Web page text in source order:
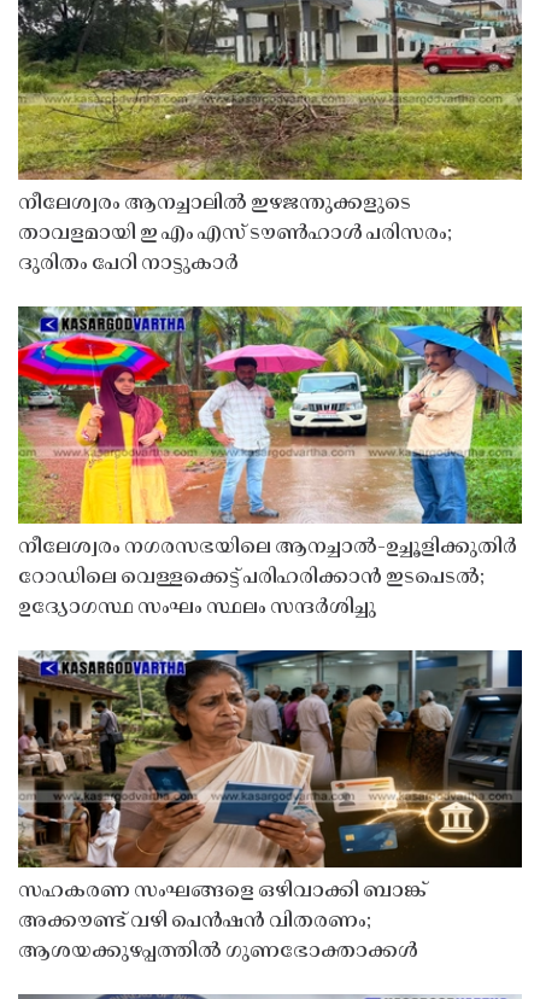
നീലേശ്വരം ആനച്ചാലിൽ ഇഴജന്തുക്കളുടെ
താവളമായി ഇ എം എസ് ടൗൺഹാൾ പരിസരം;
ദുരിതം പേറി നാട്ടുകാർ
നീലേശ്വരം നഗരസഭയിലെ ആനച്ചാൽ-ഉച്ചൂളിക്കുതിർ
റോഡിലെ വെള്ളക്കെട്ട് പരിഹരിക്കാൻ ഇടപെടൽ;
ഉദ്യോഗസ്ഥ സംഘം സ്ഥലം സന്ദർശിച്ചു
സഹകരണ സംഘങ്ങളെ ഒഴിവാക്കി ബാങ്ക്
അക്കൗണ്ട് വഴി പെൻഷൻ വിതരണം;
ആശയക്കുഴപ്പത്തിൽ ഗുണഭോക്താക്കൾ